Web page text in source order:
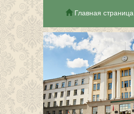
Skip
navigation
Главная страница